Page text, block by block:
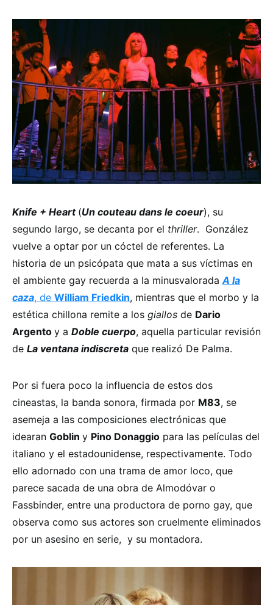
Knife + Heart (Un couteau dans le coeur), su
segundo largo, se decanta por el thriller. González
vuelve a optar por un cóctel de referentes. La
historia de un psicópata que mata a sus víctimas en
el ambiente gay recuerda a la minusvaloradaA la
caza, de William Friedkin, mientras que el morbo y la
estética chillona remite a los giallos de Dario
Argento y a Doble cuerpo, aquella particular revisión
de La ventana indiscreta que realizó De Palma.
Por si fuera poco la influencia de estos dos
cineastas, la banda sonora, firmada por M83, se
asemeja a las composiciones electrónicas que
idearan Goblin y Pino Donaggio para las películas del
italiano y el estadounidense, respectivamente. Todo
ello adornado con una trama de amor loco, que
parece sacada de una obra de Almodóvar o
Fassbinder, entre una productora de porno gay, que
observa como sus actores son cruelmente eliminados
por un asesino en serie, y su montadora.